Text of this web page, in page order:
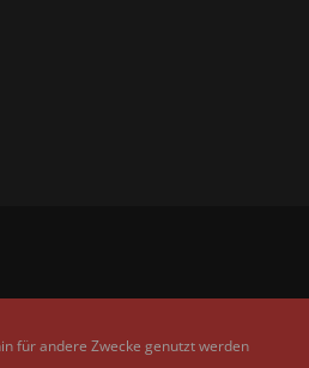
für andere Zwecke genutzt werden